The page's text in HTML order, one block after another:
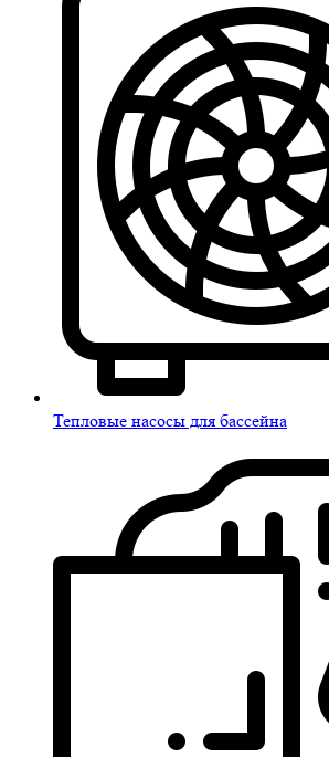
Тепловые насосы для бассейна